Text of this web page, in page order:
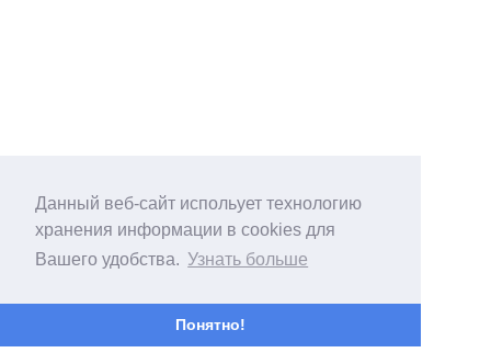
Данный веб-сайт испольует технологию
хранения информации в cookies для
Вашего удобства. Узнать больше
Понятно!